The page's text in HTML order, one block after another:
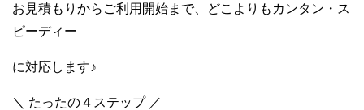
お見積もりからご利用開始まで、どこよりもカンタン・ス
ピーディー
に対応します♪
＼ たったの４ステップ ／